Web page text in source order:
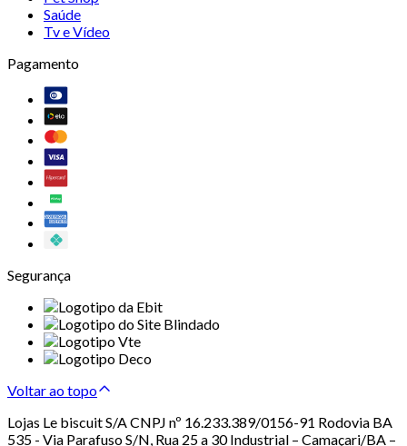
Saúde
Tv e Vídeo
Pagamento
Segurança
Voltar ao topo
Lojas Le biscuit S/A CNPJ nº 16.233.389/0156-91 Rodovia BA
535 - Via Parafuso S/N, Rua 25 a 30 Industrial – Camaçari/BA –